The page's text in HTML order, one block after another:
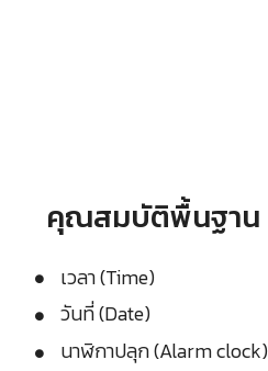
คุณสมบัติพื้นฐาน
เวลา (Time)
วันที่ (Date)
นาฬิกาปลุก (Alarm clock)